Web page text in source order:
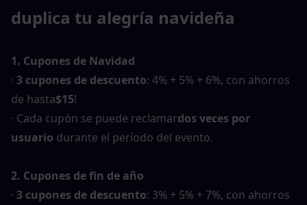
duplica tu alegría navideña
1. Cupones de Navidad
· 3 cupones de descuento: 4% + 5% + 6%, con ahorros
de hasta$15!
· Cada cupón se puede reclamardos veces por
usuario durante el período del evento.
2. Cupones de fin de año
· 3 cupones de descuento: 3% + 5% + 7%, con ahorros